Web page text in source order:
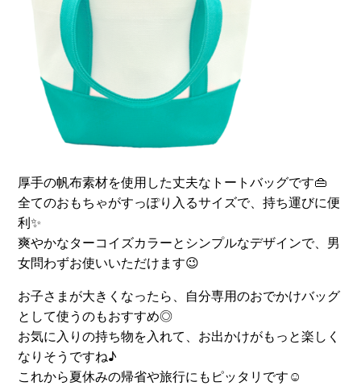
厚手の帆布素材を使用した丈夫なトートバッグです👜
全てのおもちゃがすっぽり入るサイズで、持ち運びに便
利✨
爽やかなターコイズカラーとシンプルなデザインで、男
女問わずお使いいただけます😉
お子さまが大きくなったら、自分専用のおでかけバッグ
として使うのもおすすめ◎
お気に入りの持ち物を入れて、お出かけがもっと楽しく
なりそうですね♪
これから夏休みの帰省や旅行にもピッタリです☺